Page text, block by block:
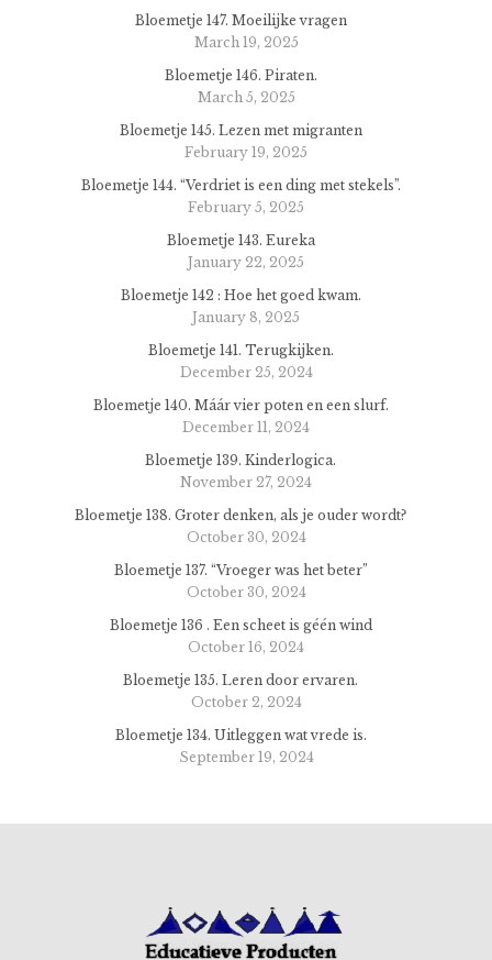
Bloemetje 147. Moeilijke vragen
March 19, 2025
Bloemetje 146. Piraten.
March 5, 2025
Bloemetje 145. Lezen met migranten
February 19, 2025
Bloemetje 144. “Verdriet is een ding met stekels”.
February 5, 2025
Bloemetje 143. Eureka
January 22, 2025
Bloemetje 142 : Hoe het goed kwam.
January 8, 2025
Bloemetje 141. Terugkijken.
December 25, 2024
Bloemetje 140. Máár vier poten en een slurf.
December 11, 2024
Bloemetje 139. Kinderlogica.
November 27, 2024
Bloemetje 138. Groter denken, als je ouder wordt?
October 30, 2024
Bloemetje 137. “Vroeger was het beter”
October 30, 2024
Bloemetje 136 . Een scheet is géén wind
October 16, 2024
Bloemetje 135. Leren door ervaren.
October 2, 2024
Bloemetje 134. Uitleggen wat vrede is.
September 19, 2024